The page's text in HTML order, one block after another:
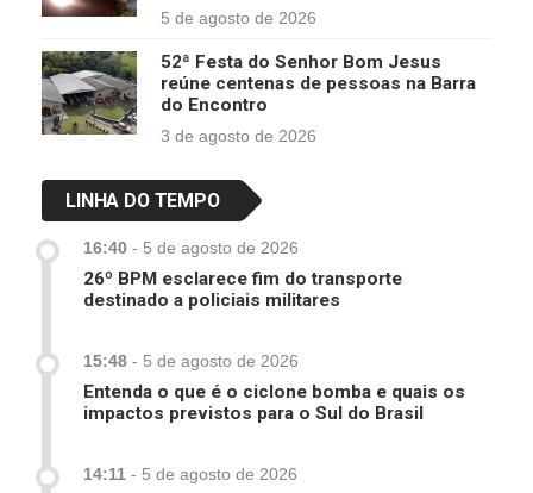
5 de agosto de 2026
52ª Festa do Senhor Bom Jesus
reúne centenas de pessoas na Barra
do Encontro
3 de agosto de 2026
LINHA DO TEMPO
16:40 - 5 de agosto de 2026
26º BPM esclarece fim do transporte
destinado a policiais militares
15:48 - 5 de agosto de 2026
Entenda o que é o ciclone bomba e quais os
impactos previstos para o Sul do Brasil
14:11 - 5 de agosto de 2026